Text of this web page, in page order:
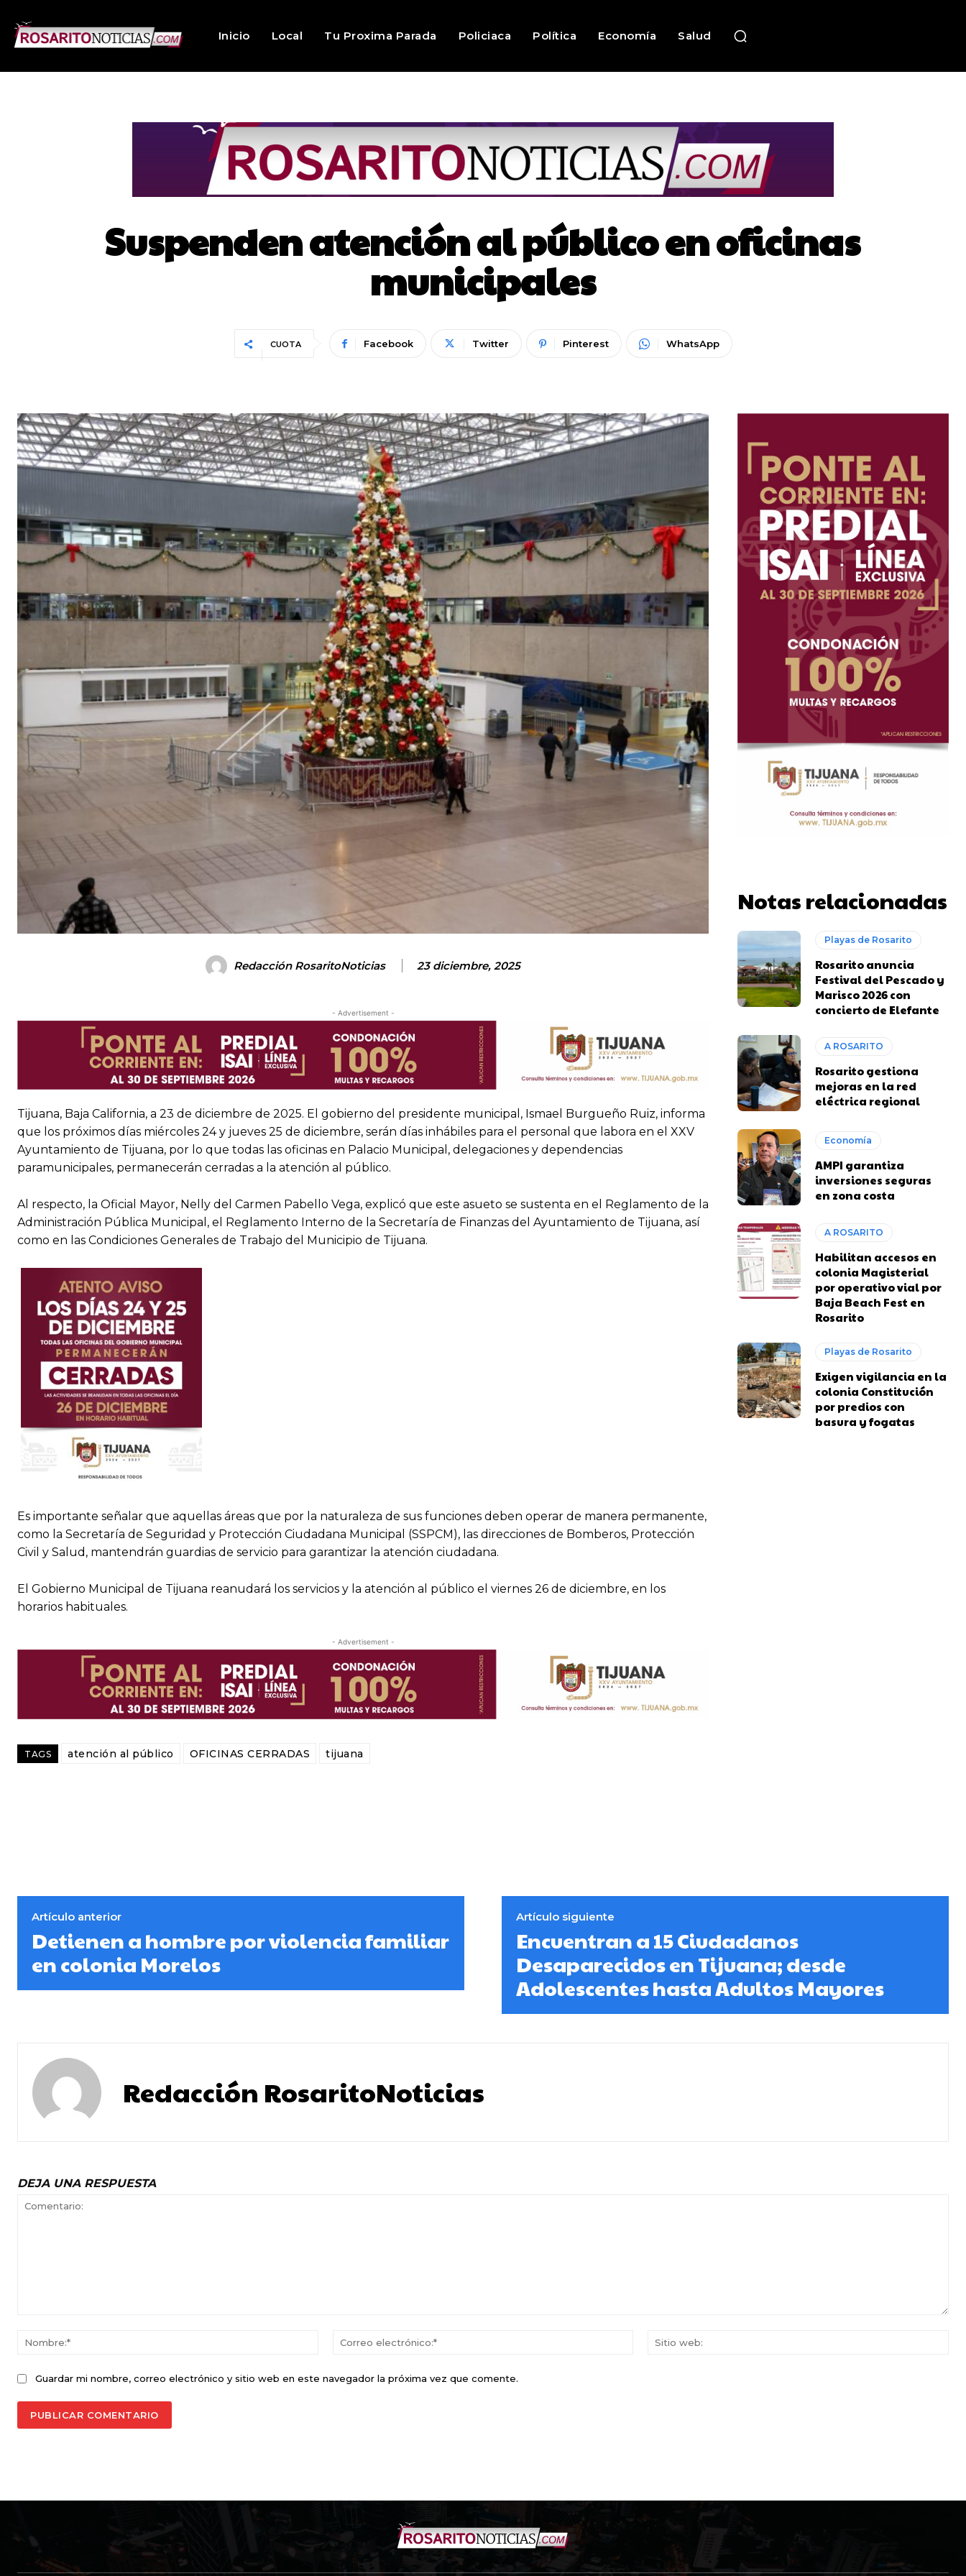
Inicio Local Tu Proxima Parada Policiaca Política Economía Salud
Suspenden atención al público en oficinas
municipales
CUOTA Facebook Twitter Pinterest WhatsApp
Redacción RosaritoNoticias 23 diciembre, 2025
- Advertisement -
Tijuana, Baja California, a 23 de diciembre de 2025. El gobierno del presidente municipal, Ismael Burgueño Ruiz, informa
que los próximos días miércoles 24 y jueves 25 de diciembre, serán días inhábiles para el personal que labora en el XXV
Ayuntamiento de Tijuana, por lo que todas las oficinas en Palacio Municipal, delegaciones y dependencias
paramunicipales, permanecerán cerradas a la atención al público.
Al respecto, la Oficial Mayor, Nelly del Carmen Pabello Vega, explicó que este asueto se sustenta en el Reglamento de la
Administración Pública Municipal, el Reglamento Interno de la Secretaría de Finanzas del Ayuntamiento de Tijuana, así
como en las Condiciones Generales de Trabajo del Municipio de Tijuana.
Es importante señalar que aquellas áreas que por la naturaleza de sus funciones deben operar de manera permanente,
como la Secretaría de Seguridad y Protección Ciudadana Municipal (SSPCM), las direcciones de Bomberos, Protección
Civil y Salud, mantendrán guardias de servicio para garantizar la atención ciudadana.
El Gobierno Municipal de Tijuana reanudará los servicios y la atención al público el viernes 26 de diciembre, en los
horarios habituales.
- Advertisement -
TAGS atención al público OFICINAS CERRADAS tijuana
Notas relacionadas
Playas de Rosarito
Rosarito anuncia
Festival del Pescado y
Marisco 2026 con
concierto de Elefante
A ROSARITO
Rosarito gestiona
mejoras en la red
eléctrica regional
Economía
AMPI garantiza
inversiones seguras
en zona costa
A ROSARITO
Habilitan accesos en
colonia Magisterial
por operativo vial por
Baja Beach Fest en
Rosarito
Playas de Rosarito
Exigen vigilancia en la
colonia Constitución
por predios con
basura y fogatas
Artículo anterior
Detienen a hombre por violencia familiar
en colonia Morelos
Artículo siguiente
Encuentran a 15 Ciudadanos
Desaparecidos en Tijuana; desde
Adolescentes hasta Adultos Mayores
Redacción RosaritoNoticias
DEJA UNA RESPUESTA
Nombre:*
Correo
Guardar mi nombre, correo electrónico y sitio web en este navegador la próxima vez que comente.